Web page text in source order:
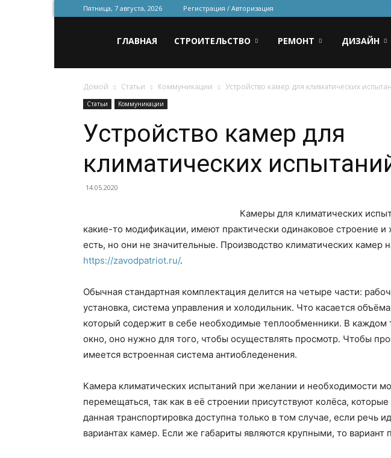
Пятница, 7 августа, 2026 Регистрация / Авторизация
для
строительства
и
ремонта
ГЛАВНАЯ СТРОИТЕЛЬСТВО РЕМОНТ ДИЗАЙН
Домой Статьи Коммуникации Устройство камер для климатических
Статьи Коммуникации
Устройство камер для
климатических
14.05.2020
Камеры для климатических
какие-то модификации, имеют практически одинаковое строение и
есть, но они не значительные. Производство климатических камер
https://zavodpatriot.ru/.
Обычная стандартная комплектация делится на четыре части:
установка, система управления и холодильник. Что касается
который содержит в себе необходимые теплообменники. В каждом
окно, оно нужно для того, чтобы осуществлять просмотр. Чтобы
имеется встроенная система антиобледенения.
Камера климатических испытаний при желании и необходимости
перемещаться, так как в её строении присутствуют колёса,
данная транспортировка доступна только в том случае, если речь
вариантах камер. Если же габариты являются крупными, то